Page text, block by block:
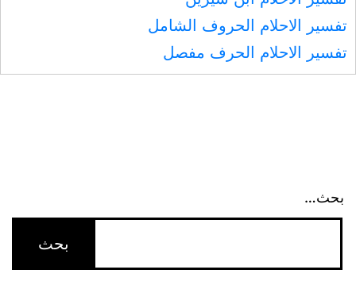
تفسير الاحلام الحروف الشامل
تفسير الاحلام الحرف مفصل
بحث…